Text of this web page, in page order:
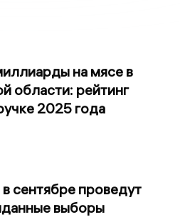
на мясе в
области: рейтинг
2025 года
сентябре проведут
выборы